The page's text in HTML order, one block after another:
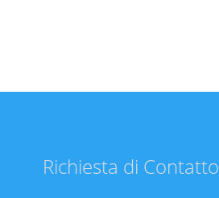
Richiesta di Contatto